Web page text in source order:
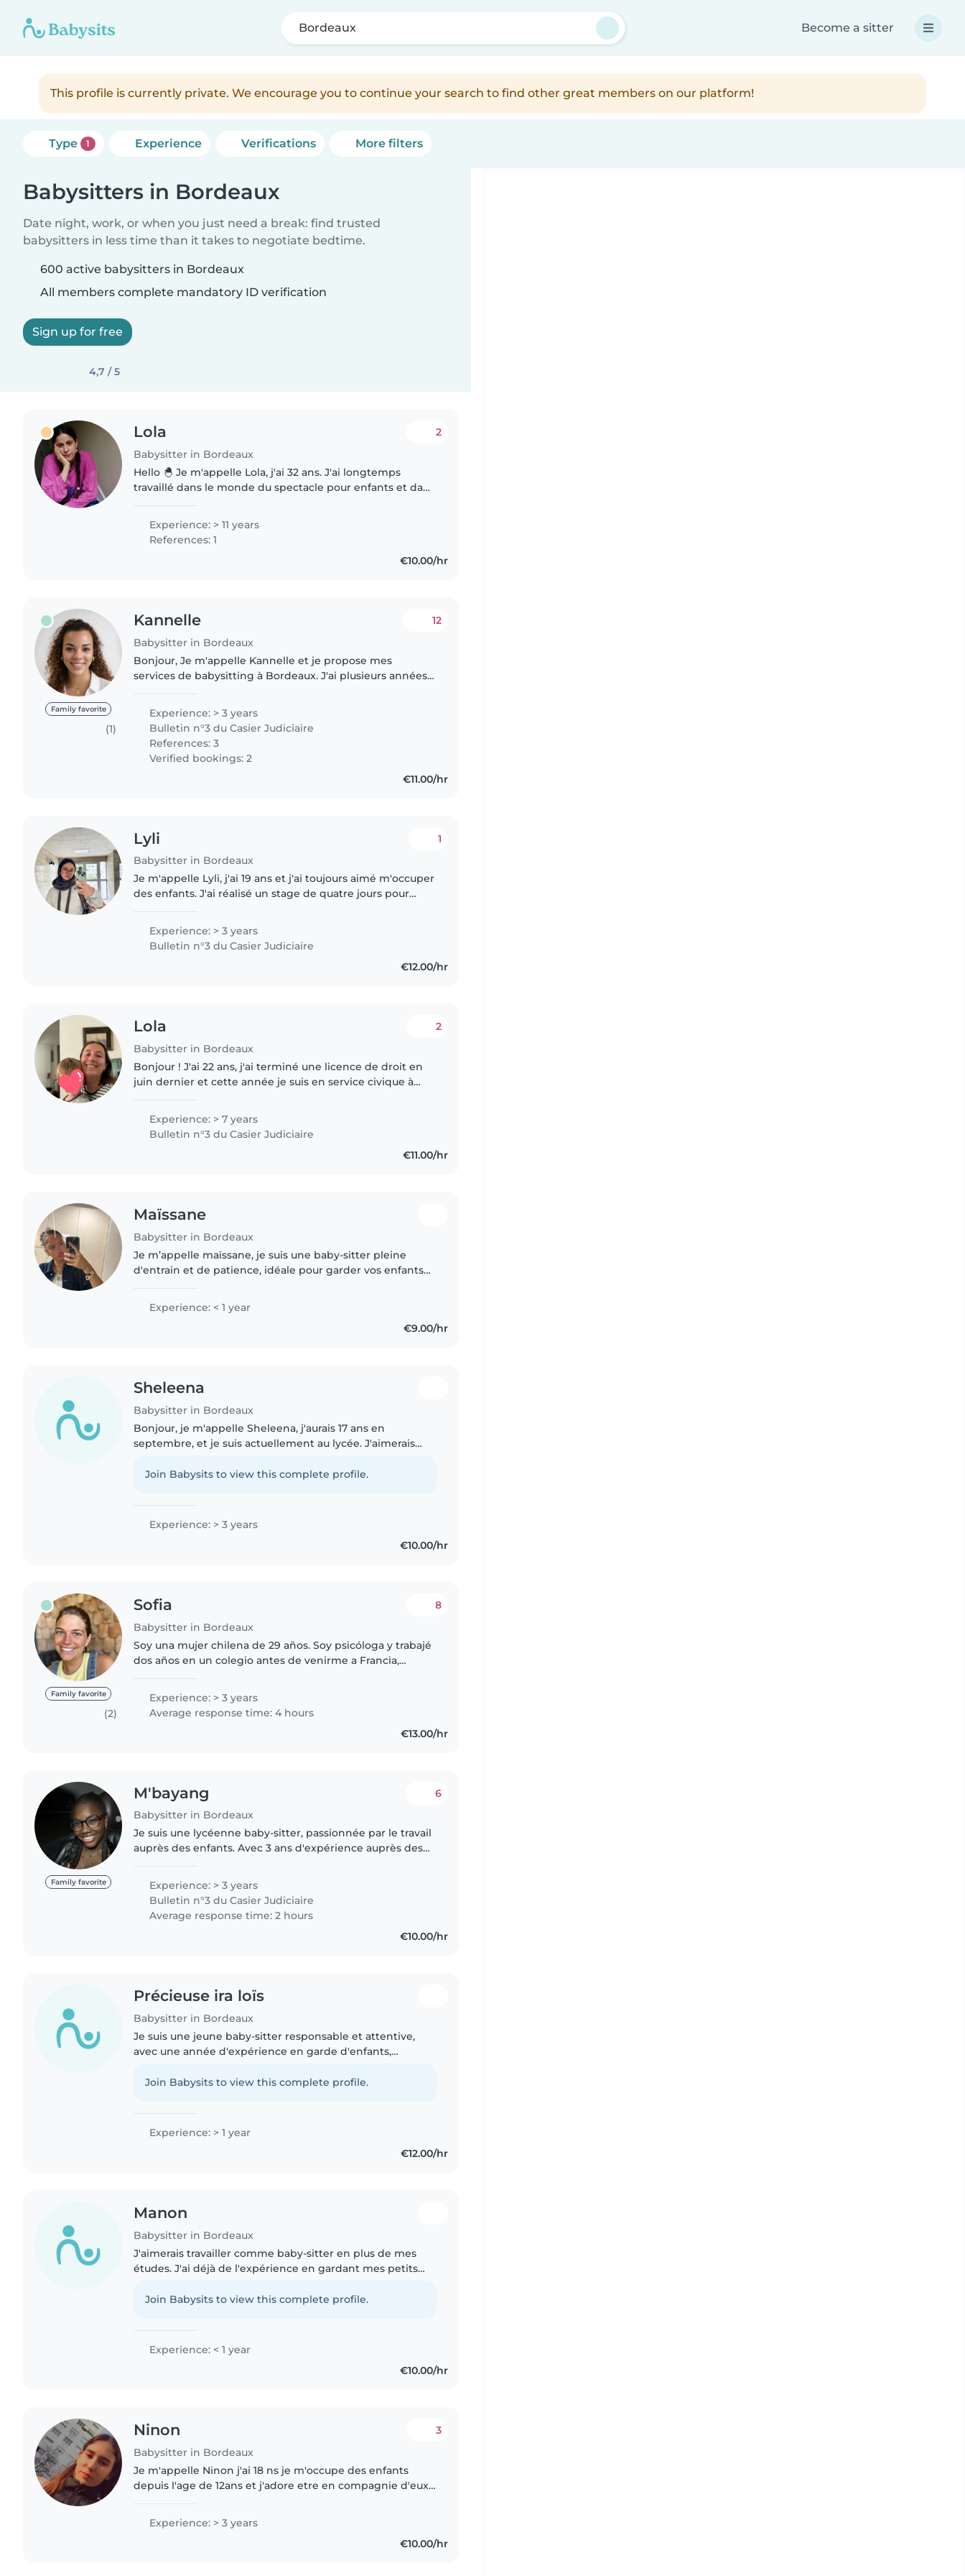
Bordeaux Become a sitter
This profile is currently private. We encourage you to continue your search to find other great members on our platform!
Type 1 Experience Verifications More filters
Babysitters in Bordeaux
Date night, work, or when you just need a break: find trusted
babysitters in less time than it takes to negotiate bedtime.
600 active babysitters in Bordeaux
All members complete mandatory ID verification
Sign up for free
4,7 / 5
Lola
Babysitter in Bordeaux
2
Hello 🐣 Je m'appelle Lola, j'ai 32 ans. J'ai longtemps
travaillé dans le monde du spectacle pour enfants et dans
quelqu'un..
Experience: > 11 years
References: 1
€10.00/hr
Family favorite
(1)
Kannelle
Babysitter in Bordeaux
12
Bonjour, Je m'appelle Kannelle et je propose mes
services de babysitting à Bordeaux. J'ai plusieurs années
Experience: > 3 years
Bulletin n°3 du Casier Judiciaire
References: 3
Verified bookings: 2
€11.00/hr
Lyli
Babysitter in Bordeaux
1
Je m'appelle Lyli, j'ai 19 ans et j'ai toujours aimé m'occuper
des enfants. J'ai réalisé un stage de quatre jours pour
Experience: > 3 years
Bulletin n°3 du Casier Judiciaire
€12.00/hr
Lola
Babysitter in Bordeaux
2
Bonjour ! J'ai 22 ans, j'ai terminé une licence de droit en
juin dernier et cette année je suis en service civique à
Bruxelles où..
Experience: > 7 years
Bulletin n°3 du Casier Judiciaire
€11.00/hr
Maïssane
Babysitter in Bordeaux
Je m’appelle maïssane, je suis une baby-sitter pleine
d'entrain et de patience, idéale pour garder vos enfants
possède de nombreuses..
Experience: < 1 year
€9.00/hr
Sheleena
Babysitter in Bordeaux
Bonjour, je m'appelle Sheleena, j'aurais 17 ans en
septembre, et je suis actuellement au lycée. J'aimerais
sport, plus..
Join Babysits to view this complete profile.
Experience: > 3 years
€10.00/hr
Family favorite
(2)
Sofia
Babysitter in Bordeaux
8
Soy una mujer chilena de 29 años. Soy psicóloga y trabajé
dos años en un colegio antes de venirme a Francia,
Experience: > 3 years
Average response time: 4 hours
€13.00/hr
Family favorite
M'bayang
Babysitter in Bordeaux
6
Je suis une lycéenne baby-sitter, passionnée par le travail
auprès des enfants. Avec 3 ans d'expérience auprès des
même des..
Experience: > 3 years
Bulletin n°3 du Casier Judiciaire
Average response time: 2 hours
€10.00/hr
Précieuse ira loïs
Babysitter in Bordeaux
Je suis une jeune baby-sitter responsable et attentive,
avec une année d'expérience en garde d'enfants,
préscolaire et d'écoliers...
Join Babysits to view this complete profile.
Experience: > 1 year
€12.00/hr
Manon
Babysitter in Bordeaux
J'aimerais travailler comme baby-sitter en plus de mes
études. J'ai déjà de l'expérience en gardant mes petits
babysitting, je suis..
Join Babysits to view this complete profile.
Experience: < 1 year
€10.00/hr
Ninon
Babysitter in Bordeaux
3
Je m'appelle Ninon j'ai 18 ns je m'occupe des enfants
depuis l'age de 12ans et j'adore etre en compagnie d'eux.
quelqu'un..
Experience: > 3 years
€10.00/hr